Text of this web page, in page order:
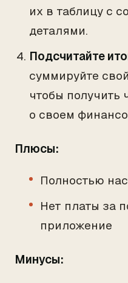
их в таблицу с
деталями.
Подсчитайте
суммируйте
чтобы получить
о своем
Плюсы:
Полностью
Нет платы за
приложение
Минусы: